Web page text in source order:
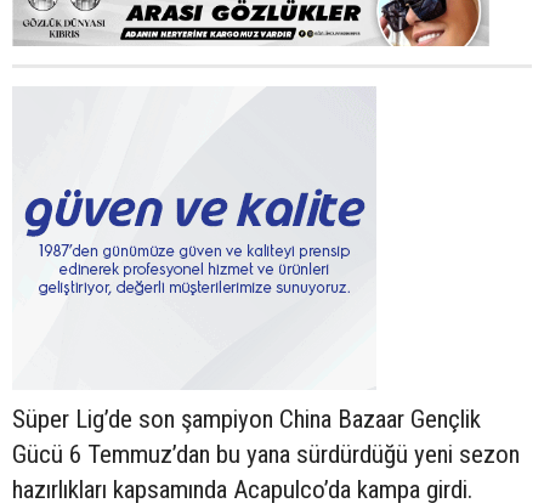
Süper Lig’de son şampiyon China Bazaar Gençlik
Gücü 6 Temmuz’dan bu yana sürdürdüğü yeni sezon
hazırlıkları kapsamında Acapulco’da kampa girdi.